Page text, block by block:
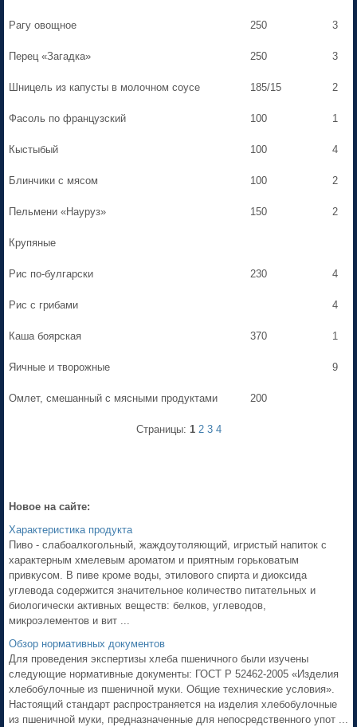
Рагу овощное 250 3
Перец «Загадка» 250 3
Шницель из капусты в молочном соусе 185/15 2
Фасоль по французский 100 1
Кыстыбый 100 4
Блинчики с мясом 100 2
Пельмени «Науруз» 150 2
Крупяные
Рис по-булгарски 230 4
Рис с грибами 4
Каша боярская 370 1
Яичные и творожные 9
Омлет, смешанный с мясными продуктами 200
Страницы: 1 2 3 4
Новое на сайте:
Характеристика продукта
Пиво - слабоалкогольный, жаждоутоляющий, игристый напиток с
характерным хмелевым ароматом и приятным горьковатым
привкусом. В пиве кроме воды, этилового спирта и диоксида
углевода содержится значительное количество питательных и
биологически активных веществ: белков, углеводов,
микроэлементов и вит ...
Обзор нормативных документов
Для проведения экспертизы хлеба пшеничного были изучены
следующие нормативные документы: ГОСТ Р 52462-2005 «Изделия
хлебобулочные из пшеничной муки. Общие технические условия».
Настоящий стандарт распространяется на изделия хлебобулочные
из пшеничной муки, предназначенные для непосредственного упот ...